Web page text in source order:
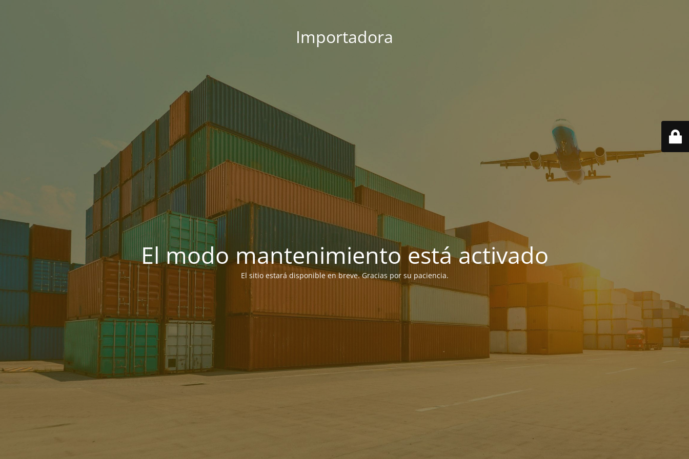
Importadora
El modo mantenimiento está activado
El sitio estará disponible en breve. Gracias por su paciencia.